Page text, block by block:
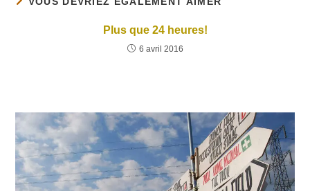
Plus que 24 heures!
6 avril 2016